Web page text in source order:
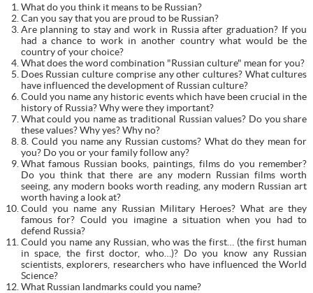
What do you think it means to be Russian?
Can you say that you are proud to be Russian?
Are planning to stay and work in Russia after graduation? If you
had a chance to work in another country what would be the
country of your choice?
What does the word combination "Russian culture" mean for you?
Does Russian culture comprise any other cultures? What cultures
have influenced the development of Russian culture?
Could you name any historic events which have been crucial in the
history of Russia? Why were they important?
What could you name as traditional Russian values? Do you share
these values? Why yes? Why no?
8. Could you name any Russian customs? What do they mean for
you? Do you or your family follow any?
What famous Russian books, paintings, films do you remember?
Do you think that there are any modern Russian films worth
seeing, any modern books worth reading, any modern Russian art
worth having a look at?
Could you name any Russian Military Heroes? What are they
famous for? Could you imagine a situation when you had to
defend Russia?
Could you name any Russian, who was the first… (the first human
in space, the first doctor, who…)? Do you know any Russian
scientists, explorers, researchers who have influenced the World
Science?
What Russian landmarks could you name?